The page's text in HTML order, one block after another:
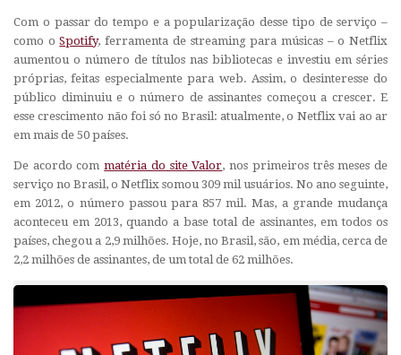
Com o passar do tempo e a popularização desse tipo de serviço –
como oSpotify, ferramenta de streaming para músicas – o Netflix
aumentou o número de títulos nas bibliotecas e investiu em séries
próprias, feitas especialmente para web. Assim, o desinteresse do
público diminuiu e o número de assinantes começou a crescer. E
esse crescimento não foi só no Brasil: atualmente, o Netflix vai ao ar
em mais de 50 países.
De acordo commatéria do site Valor, nos primeiros três meses de
serviço no Brasil, o Netflix somou 309 mil usuários. No ano seguinte,
em 2012, o número passou para 857 mil. Mas, a grande mudança
aconteceu em 2013, quando a base total de assinantes, em todos os
países, chegou a 2,9 milhões. Hoje, no Brasil, são, em média, cerca de
2,2 milhões de assinantes, de um total de 62 milhões.